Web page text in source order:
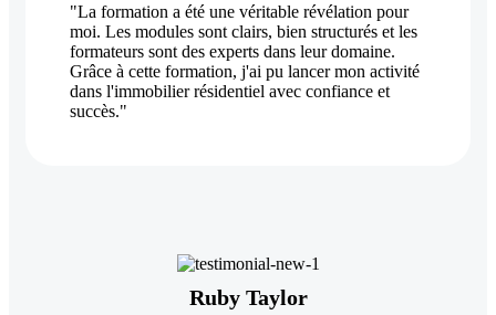
"La formation a été une véritable révélation pour
moi. Les modules sont clairs, bien structurés et les
formateurs sont des experts dans leur domaine.
Grâce à cette formation, j'ai pu lancer mon activité
dans l'immobilier résidentiel avec confiance et
succès."
Ruby Taylor